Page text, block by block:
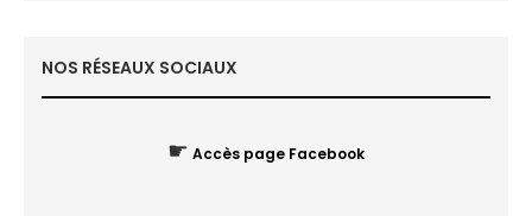
NOS RÉSEAUX SOCIAUX
☛ Accès page Facebook